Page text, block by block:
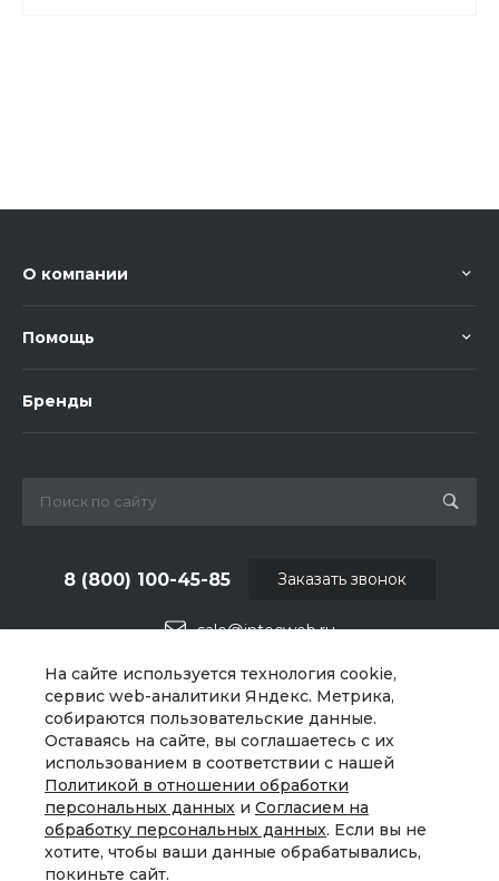
На сайте используется технология cookie,
сервис web-аналитики Яндекс. Метрика,
собираются пользовательские данные.
Оставаясь на сайте, вы соглашаетесь с их
использованием в соответствии с нашей
Политикой в отношении обработки
персональных данных и Согласием на
обработку персональных данных. Если вы не
хотите, чтобы ваши данные обрабатывались,
покиньте сайт.
О компании
Помощь
Бренды
sale@intecweb.ru
8 (800) 100-45-85
г. Челябинск, ул.Свободы, д.93, оф. 6
Заказать звонок